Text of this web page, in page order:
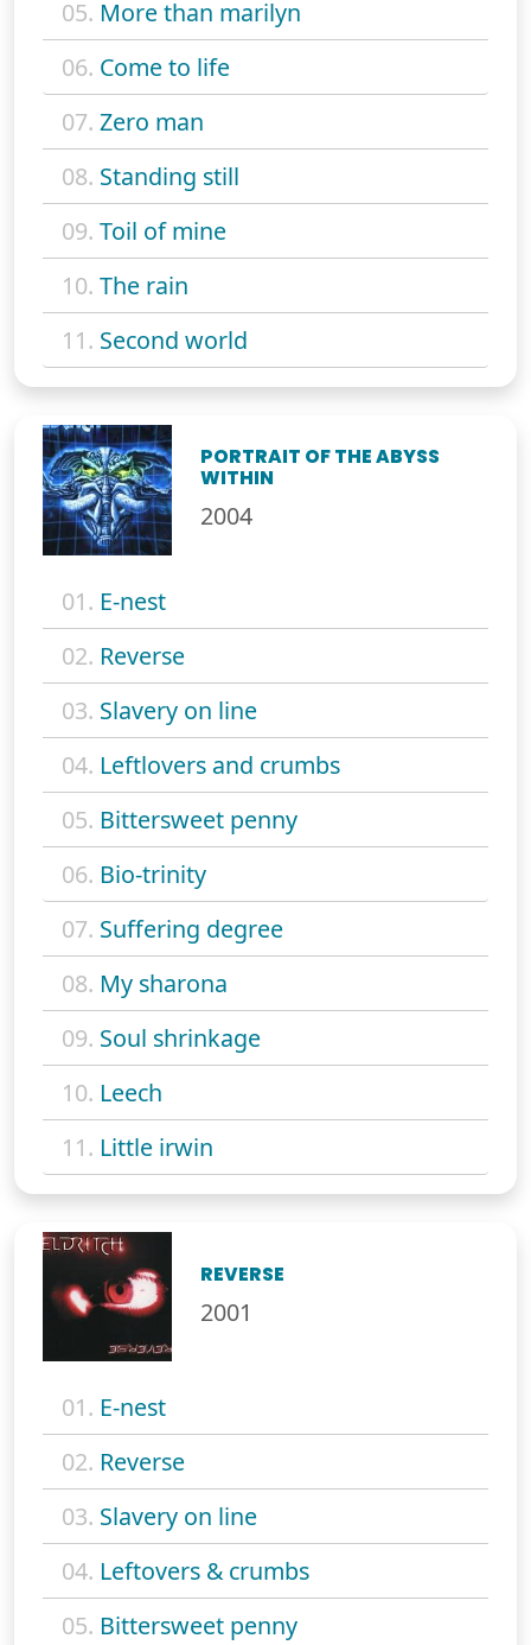
05. More than marilyn
06. Come to life
07. Zero man
08. Standing still
09. Toil of mine
10. The rain
11. Second world
PORTRAIT OF THE ABYSS
WITHIN
2004
01. E-nest
02. Reverse
03. Slavery on line
04. Leftlovers and crumbs
05. Bittersweet penny
06. Bio-trinity
07. Suffering degree
08. My sharona
09. Soul shrinkage
10. Leech
11. Little irwin
REVERSE
2001
01. E-nest
02. Reverse
03. Slavery on line
04. Leftovers & crumbs
05. Bittersweet penny